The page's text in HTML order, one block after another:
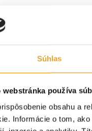
Súhlas
webstránka používa
obsahu a
Informácie o tom,
konzultáciu zdarma